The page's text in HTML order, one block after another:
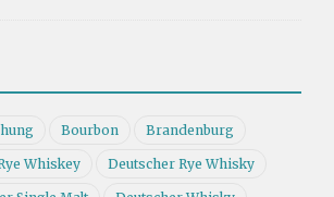
Bourbon Brandenburg
Whiskey Deutscher Rye Whisky